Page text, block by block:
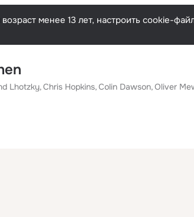
менее 13 лет, настроить cookie-
Lhotzky Chris Hopkins Colin Dawson Oliver